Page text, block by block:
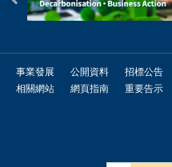
事業發展 公開資料 招標公告
相關網站
網頁指南 重要告示